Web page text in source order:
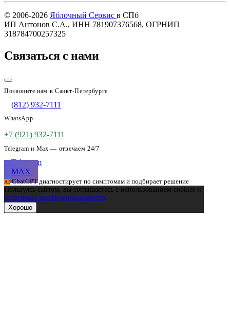
© 2006-2026 Яблочный Сервис в СПб
ИП Антонов С.А., ИНН 781907376568, ОГРНИП
318784700257325
Связаться с нами
Позвоните нам в Санкт-Петербурге
(812) 932-7111
WhatsApp
+7 (921) 932-7111
Telegram и Max — отвечаем 24/7
Telegram
MAX
AI ChatGPT диагностирует по симптомам и подбирает решение
Пользуясь сайтом, вы соглашаетесь с использованием cookies и
политикой конфиденциальности
Хорошо